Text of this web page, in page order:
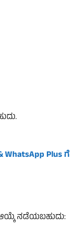
WhatsApp Plus ಗೆ
ನಡೆಯಬಹುದು: